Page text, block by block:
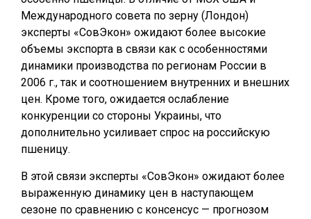
Международного совета по зерну (Лондон)
эксперты «СовЭкон» ожидают более высокие
объемы экспорта в связи как с особенностями
динамики производства по регионам России в
2006 г., так и соотношением внутренних и внешних
цен. Кроме того, ожидается ослабление
конкуренции со стороны Украины, что
дополнительно усиливает спрос на российскую
пшеницу.
В этой связи эксперты «СовЭкон» ожидают более
выраженную динамику цен в наступающем
сезоне по сравнению с консенсус — прогнозом